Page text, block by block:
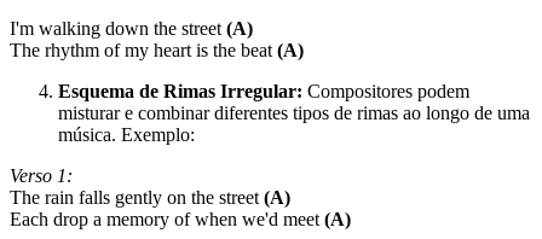
I'm walking down the street (A)
The rhythm of my heart is the beat (A)
Esquema de Rimas Irregular: Compositores podem
misturar e combinar diferentes tipos de rimas ao longo de uma
música. Exemplo:
Verso 1:
The rain falls gently on the street (A)
Each drop a memory of when we'd meet (A)